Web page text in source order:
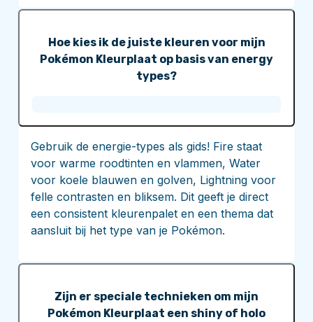
Hoe kies ik de juiste kleuren voor mijn
Pokémon Kleurplaat op basis van energy
types?
Gebruik de energie-types als gids! Fire staat
voor warme roodtinten en vlammen, Water
voor koele blauwen en golven, Lightning voor
felle contrasten en bliksem. Dit geeft je direct
een consistent kleurenpalet en een thema dat
aansluit bij het type van je Pokémon.
Zijn er speciale technieken om mijn
Pokémon Kleurplaat een shiny of holo